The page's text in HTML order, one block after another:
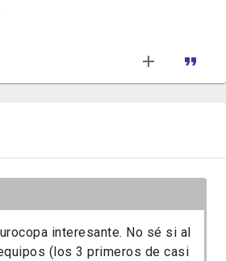
interesante. No sé si al
(los 3 primeros de casi